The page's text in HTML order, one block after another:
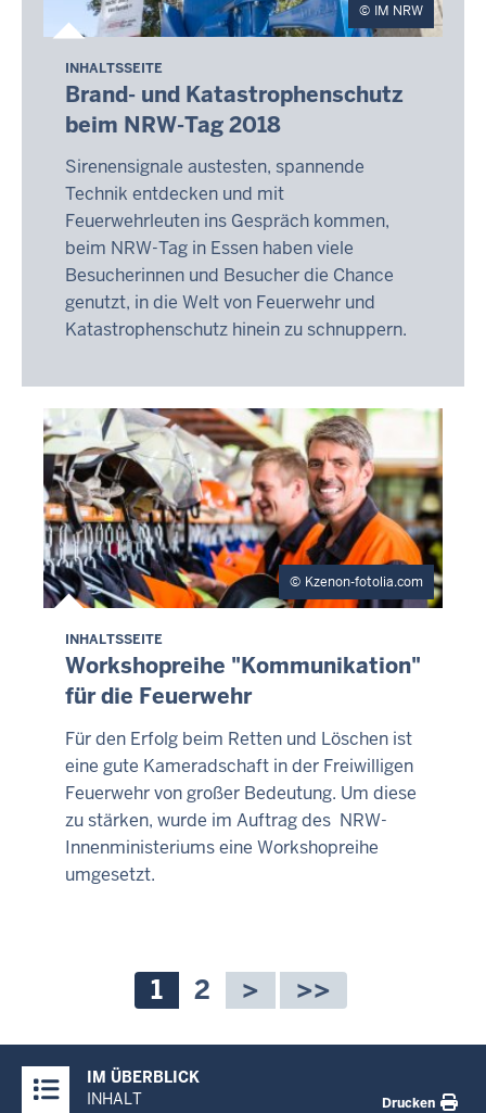
IM NRW
INHALTSSEITE
Brand- und Katastrophenschutz
beim NRW-Tag 2018
Sirenensignale austesten, spannende
Technik entdecken und mit
Feuerwehrleuten ins Gespräch kommen,
beim NRW-Tag in Essen haben viele
Besucherinnen und Besucher die Chance
genutzt, in die Welt von Feuerwehr und
Katastrophenschutz hinein zu schnuppern.
Kzenon-fotolia.com
INHALTSSEITE
Workshopreihe "Kommunikation"
für die Feuerwehr
Für den Erfolg beim Retten und Löschen ist
eine gute Kameradschaft in der Freiwilligen
Feuerwehr von großer Bedeutung. Um diese
zu stärken, wurde im Auftrag des NRW-
Innenministeriums eine Workshopreihe
umgesetzt.
Seitennummerierung
Aktuelle
Seite
1 Seite
2
Inhalte
IM ÜBERBLICK
INHALT
Drucken